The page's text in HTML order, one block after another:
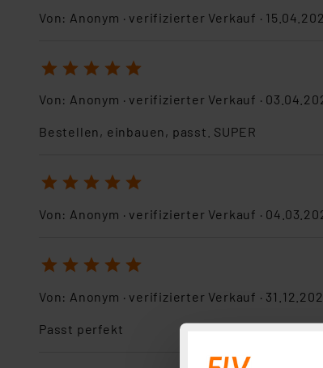
Von: Anonym · verifizierter Verkauf ·
1 2 3 4 5
Von: Anonym · verifizierter Verkauf ·
Bestellen, einbauen, passt. SUPER
1 2 3 4 5
Von: Anonym · verifizierter Verkauf ·
1 2 3 4 5
Von: Anonym · verifizierter Verkauf ·
Passt perfekt